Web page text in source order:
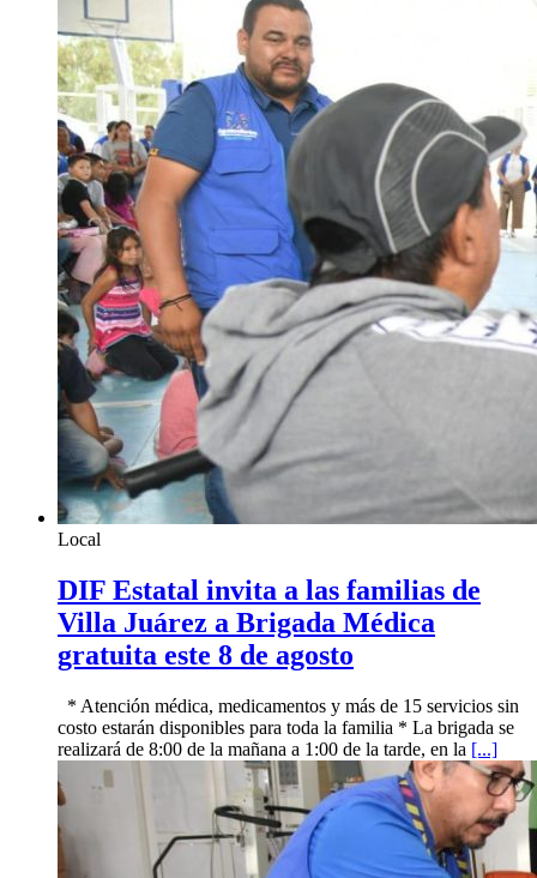
Local
DIF Estatal invita a las familias de
Villa Juárez a Brigada Médica
gratuita este 8 de agosto
* Atención médica, medicamentos y más de 15 servicios sin
costo estarán disponibles para toda la familia * La brigada se
realizará de 8:00 de la mañana a 1:00 de la tarde, en la [...]